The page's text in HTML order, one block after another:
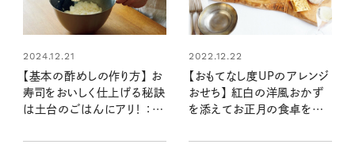
2024.12.21
【基本の酢めしの作り方】 お
寿司をおいしく仕上げる秘訣
は土台のごはんにアリ！ ：レ
2022.12.22
【おもてなし度UPのアレンジ
おせち】 紅白の洋風おかず
を添えてお正月の食卓を華